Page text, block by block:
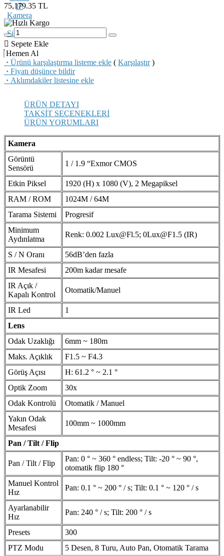
75,179.35 TL
Sepete Ekle
Hemen Al
· Ürünü karşılaştırma listeme ekle ( Karşılaştır)
· Fiyatı düşünce bildir
· Aklımdakiler listesine ekle
ÜRÜN DETAYI
TAKSİT SEÇENEKLERİ
ÜRÜN YORUMLARI
Kamera
Görüntü
Sensörü
1 / 1.9 “Exmor CMOS
Etkin Piksel
1920 (H) x 1080 (V), 2 Megapiksel
RAM / ROM
1024M / 64M
Tarama Sistemi
Progresif
Minimum
Aydınlatma
Renk: 0.002 Lux@Fl.5; 0Lux@F1.5 (IR)
S / N Oranı
56dB’den fazla
IR Mesafesi
200m kadar mesafe
IR Açık /
Kapalı Kontrol
Otomatik/Manuel
IR Led
1
Lens
Odak Uzaklığı
6mm ~ 180m
Maks. Açıklık
F1.5 ~ F4.3
Görüş Açısı
H: 61.2 ° ~ 2.1 °
Optik Zoom
30x
Odak Kontrolü
Otomatik / Manuel
Yakın Odak
Mesafesi
100mm ~ 1000mm
Pan / Tilt / Flip
Pan / Tilt / Flip
Pan: 0 ° ~ 360 ° endless; Tilt: -20 ° ~ 90 °,
otomatik flip 180 °
Manuel Kontrol
Hız
Pan: 0.1 ° ~ 200 ° / s; Tilt: 0.1 ° ~ 120 ° / s
Ayarlanabilir
Hız
Pan: 240 ° / s; Tilt: 200 ° / s
Presets
300
PTZ Modu
5 Desen, 8 Turu, Auto Pan, Otomatik Tarama